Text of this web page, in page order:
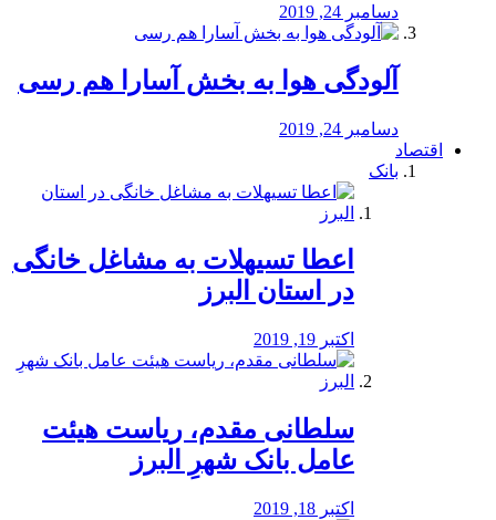
دسامبر 24, 2019
آلودگی هوا به بخش آسارا هم رسی
دسامبر 24, 2019
اقتصاد
بانک
️اعطا تسیهلات به مشاغل خانگی
در استان البرز
اکتبر 19, 2019
سلطانی مقدم، ریاست هیئت
عامل بانک شهرِ البرز
اکتبر 18, 2019